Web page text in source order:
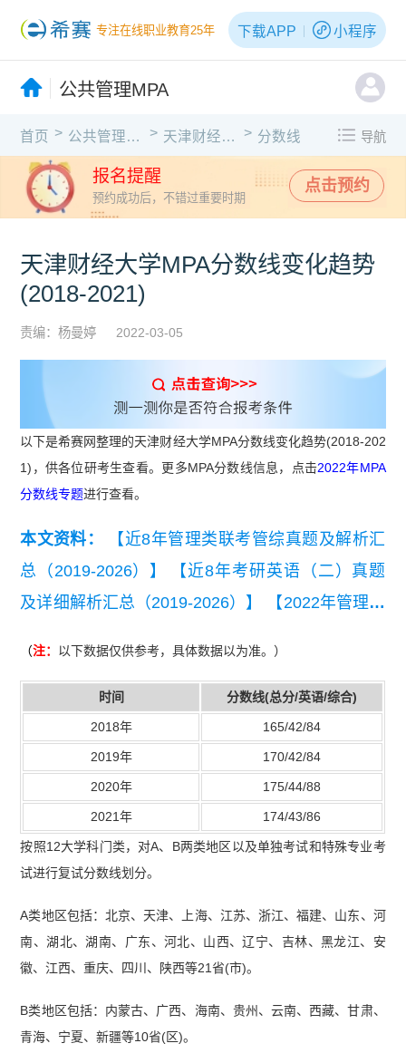
专注在线职业教育25年 下载APP 小程序
公共管理MPA
首页 > 公共管理MPA > 天津财经大学 > 分数线 导航
报名提醒
预约成功后，不错过重要时期
点击预约
天津财经大学MPA分数线变化趋势
(2018-2021)
责编：杨曼婷 2022-03-05
以下是希赛网整理的天津财经大学MPA分数线变化趋势(2018-202
1)，供各位研考生查看。更多MPA分数线信息，点击2022年MPA
分数线专题进行查看。
本文资料：
【近8年管理类联考管综真题及解析汇
总（2019-2026）】
【近8年考研英语（二）真题
及详细解析汇总（2019-2026）】
【2022年管理联
（注： 以下数据仅供参考，具体数据以为准。）
时间 分数线(总分/英语/综合)
2018年 165/42/84
2019年 170/42/84
2020年 175/44/88
2021年 174/43/86
按照12大学科门类，对A、B两类地区以及单独考试和特殊专业考
试进行复试分数线划分。
A类地区包括：北京、天津、上海、江苏、浙江、福建、山东、河
南、湖北、湖南、广东、河北、山西、辽宁、吉林、黑龙江、安
徽、江西、重庆、四川、陕西等21省(市)。
B类地区包括：内蒙古、广西、海南、贵州、云南、西藏、甘肃、
青海、宁夏、新疆等10省(区)。